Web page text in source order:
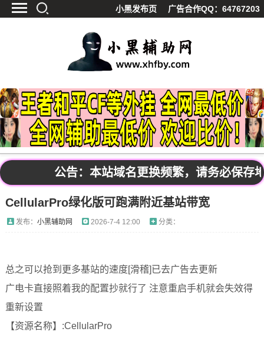
小黑发布页 广告合作QQ：64767203
精品软件
源码分享
资源宝库
影视解析
站内公告
公告：本站域名更换频繁，请务必保存
CellularPro绿化版可跑满附近基站带宽
发布： 小黑辅助网 2026-7-4 12:00 分类：
总之可以抢到更多基站的速度[滑稽]已去广告去更新
广电卡直接照着我的配置抄就行了 注意重启手机就会失效得
重新设置
【资源名称】:CellularPro